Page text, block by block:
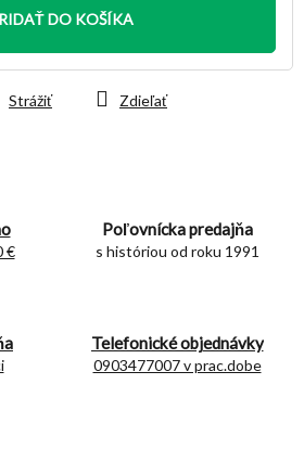
DO KOŠÍKA
€
Poľovnícka predajňa
s históriou od roku 1991
Telefonické objednávky
0903477007 v prac.dobe
Strážiť Zdieľať